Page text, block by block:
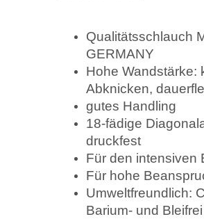
Qualitätsschlauch
GERMANY
Hohe Wandstärke:
Abknicken,
gutes Handling
18-fädige
druckfest
Für den intensiven
Für hohe
Umweltfreundlich:
Barium- und Bleifrei